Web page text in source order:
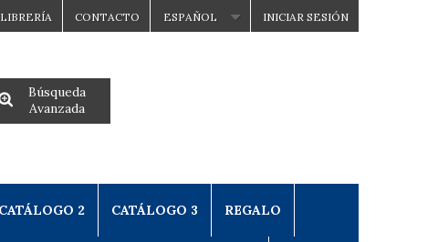
INICIAR SESIÓN
ESPAÑOL
CONTACTO
Búsqueda
Avanzada
CATÁLOGO 2 CATÁLOGO 3 REGALO